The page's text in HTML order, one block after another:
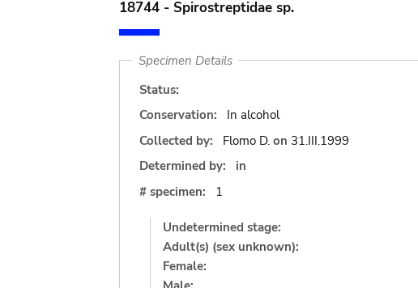
18744 - Spirostreptidae sp.
Specimen Details
Status:
Conservation:
In alcohol
Collected by:
Flomo D. on 31.III.1999
Determined by:
in
# specimen:
1
Undetermined stage:
Adult(s) (sex unknown):
Female: